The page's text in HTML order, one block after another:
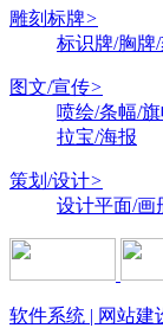
雕刻标牌>
标识牌/胸牌
图文/宣传>
喷绘/条幅/
拉宝/海报
策划/设计>
设计平面/画
软件系统 | 网站建